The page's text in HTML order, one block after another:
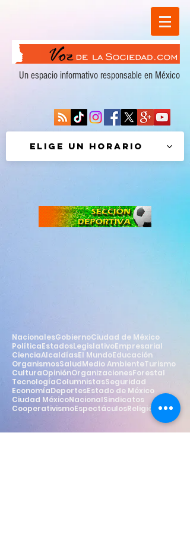
Un espacio informativo responsable en México
Elige un horario
NacionalesGobiernoCiudad de México
PolíticaEstadosLegislativoEmpresarial
CienciaAlcaldíasEl MundoEducación
OrganismosSaludMedio AmbienteTurismo
CulturaOpiniónOrganizacionesForestal
TecnologíaColumnistasSeguridad
EconomíaDeportesEstado de México
Ciudad MéxicoNacionalSindicatos
CooperativismoEspectáculosReligión Estilo